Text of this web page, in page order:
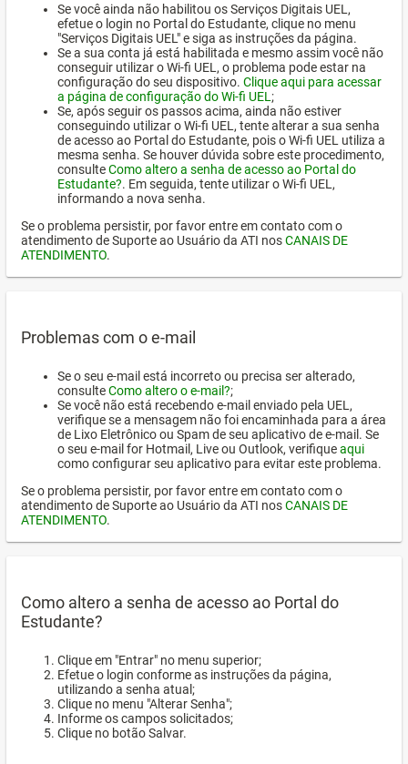
Se você ainda não habilitou os Serviços Digitais UEL,
efetue o login no Portal do Estudante, clique no menu
"Serviços Digitais UEL" e siga as instruções da página.
Se a sua conta já está habilitada e mesmo assim você não
conseguir utilizar o Wi-fi UEL, o problema pode estar na
configuração do seu dispositivo. Clique aqui para acessar
a página de configuração do Wi-fi UEL ;
Se, após seguir os passos acima, ainda não estiver
conseguindo utilizar o Wi-fi UEL, tente alterar a sua senha
de acesso ao Portal do Estudante, pois o Wi-fi UEL utiliza a
mesma senha. Se houver dúvida sobre este procedimento,
consulteComo altero a senha de acesso ao Portal do
Estudante?. Em seguida, tente utilizar o Wi-fi UEL,
informando a nova senha.
Se o problema persistir, por favor entre em contato com o
atendimento de Suporte ao Usuário da ATI nosCANAIS DE
ATENDIMENTO.
Problemas com o e-mail
Se o seu e-mail está incorreto ou precisa ser alterado,
consulteComo altero o e-mail?;
Se você não está recebendo e-mail enviado pela UEL,
verifique se a mensagem não foi encaminhada para a área
de Lixo Eletrônico ou Spam de seu aplicativo de e-mail. Se
o seu e-mail for Hotmail, Live ou Outlook, verifiqueaqui
como configurar seu aplicativo para evitar este problema.
Se o problema persistir, por favor entre em contato com o
atendimento de Suporte ao Usuário da ATI nosCANAIS DE
ATENDIMENTO.
Como altero a senha de acesso ao Portal do
Estudante?
Clique em "Entrar" no menu superior;
Efetue o login conforme as instruções da página,
utilizando a senha atual;
Clique no menu "Alterar Senha";
Informe os campos solicitados;
Clique no botão Salvar.